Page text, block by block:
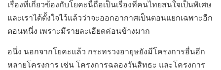
เรื่องที่เกี่ยวข้องกับโยคะนี้ถือเป็นเรื่องที่คนไทยสนใจเป็นพิเศษ
และเราได้ตั้งใจไว้แล้วว่าจะออกอากาศเป็นตอนแยกเฉพาะอีก
ตอนหนึ่ง เพราะมีรายละเอียดค่อนข้างมาก
อนึ่ง นอกจากโยคะแล้ว กระทรวงอายุษยังมีโครงการอื่นอีก
หลายโครงการ เช่น โครงการฉลองวันสิทธะ และโครงการ